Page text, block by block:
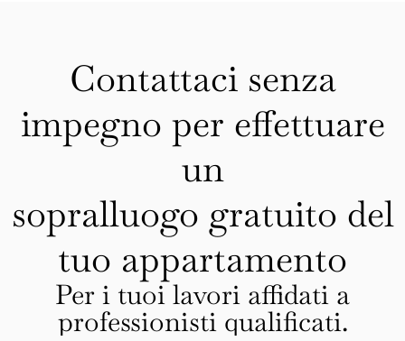
Contattaci senza
impegno per effettuare
un
sopralluogo gratuito del
tuo appartamento
Per i tuoi lavori affidati a
professionisti qualificati.